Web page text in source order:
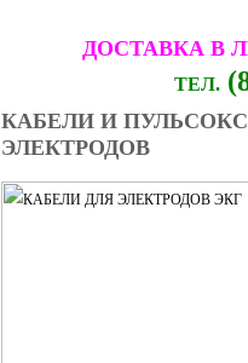
ДОСТАВКА В
ТЕЛ.
КАБЕЛИ И
ЭЛЕКТРОДОВ